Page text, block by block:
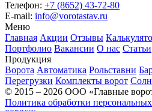
Телефон: +7 (8652) 43-72-80
E-mail: info@vorotastav.ru
Меню
Главная Акции Отзывы
Портфолио Вакансии О нас Статьи
Продукция
Ворота Автоматика Рольставни
Перегрузки Комплекты ворот
© 2015 – 2026 ООО «Главные
Политика обработки